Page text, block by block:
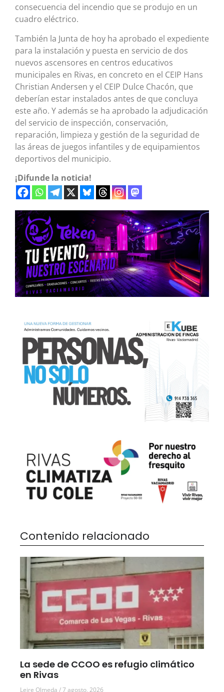
consecuencia del incendio que se produjo en un
cuadro eléctrico.
También la Junta de hoy ha aprobado el expediente
para la instalación y puesta en servicio de dos
nuevos ascensores en centros educativos
municipales en Rivas, en concreto en el CEIP Hans
Christian Andersen y el CEIP Dulce Chacón, que
deberían estar instalados antes de que concluya
este año. Y además se ha aprobado la adjudicación
del servicio de inspección, conservación,
reparación, limpieza y gestión de la seguridad de
las áreas de juegos infantiles y de equipamientos
deportivos del municipio.
¡Difunde la noticia!
Contenido relacionado
La sede de CCOO es refugio climático
en Rivas
Leire Olmeda 7 agosto, 2026